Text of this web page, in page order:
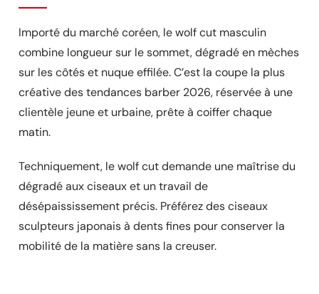
Importé du marché coréen, le wolf cut masculin
combine longueur sur le sommet, dégradé en mèches
sur les côtés et nuque effilée. C’est la coupe la plus
créative des tendances barber 2026, réservée à une
clientèle jeune et urbaine, prête à coiffer chaque
matin.
Techniquement, le wolf cut demande une maîtrise du
dégradé aux ciseaux et un travail de
désépaississement précis. Préférez des ciseaux
sculpteurs japonais à dents fines pour conserver la
mobilité de la matière sans la creuser.